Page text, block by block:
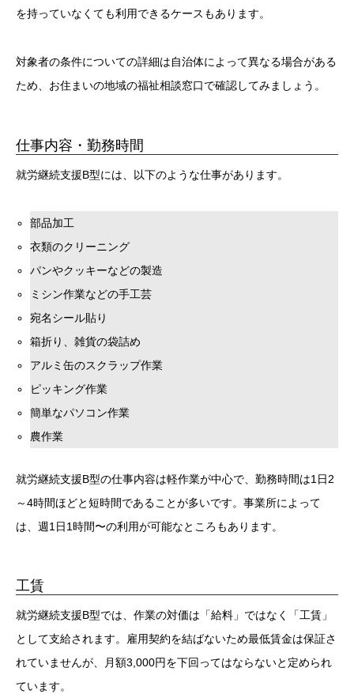
を持っていなくても利用できるケースもあります。
対象者の条件についての詳細は自治体によって異なる場合がある
ため、お住まいの地域の福祉相談窓口で確認してみましょう。
仕事内容・勤務時間
就労継続支援B型には、以下のような仕事があります。
部品加工
衣類のクリーニング
パンやクッキーなどの製造
ミシン作業などの手工芸
宛名シール貼り
箱折り、雑貨の袋詰め
アルミ缶のスクラップ作業
ピッキング作業
簡単なパソコン作業
農作業
就労継続支援B型の仕事内容は軽作業が中心で、勤務時間は1日2
～4時間ほどと短時間であることが多いです。事業所によって
は、週1日1時間〜の利用が可能なところもあります。
工賃
就労継続支援B型では、作業の対価は「給料」ではなく「工賃」
として支給されます。雇用契約を結ばないため最低賃金は保証さ
れていませんが、月額3,000円を下回ってはならないと定められ
ています。